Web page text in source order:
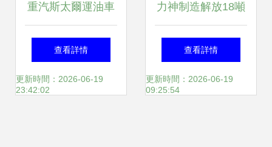
重汽斯太爾運油車
批發供應首選，廠
家直供品質保障
查看詳情
更新時間：2026-06-19
23:42:02
力神制造解放18噸
SLS5310GJYC5T
運油車 高效與安全
查看詳情
更新時間：2026-06-19
09:25:54